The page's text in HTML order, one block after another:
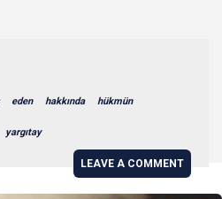
eden hakkında hükmün
yargıtay
LEAVE A COMMENT